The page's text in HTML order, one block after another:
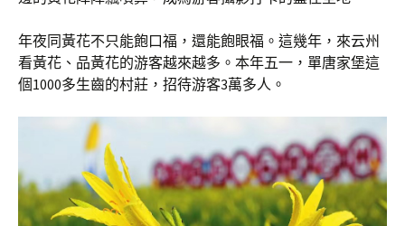
年夜同黃花不只能飽口福，還能飽眼福。這幾年，來云州
看黃花、品黃花的游客越來越多。本年五一，單唐家堡這
個1000多生齒的村莊，招待游客3萬多人。